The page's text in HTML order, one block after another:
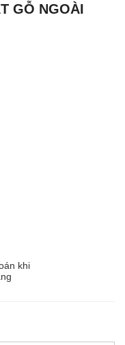
GỖ NGOÀI
khi